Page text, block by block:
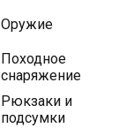
Оружие
Походное
снаряжение
Рюкзаки и
подсумки